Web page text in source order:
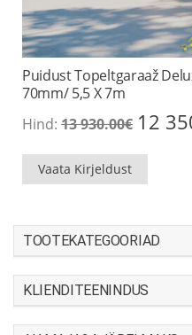
Puidust Topeltgaraaž
70mm/ 5,5 X 7m
Hind: 13 930.00€ Algne
hind
13
12
Vaata Kirjeldust
TOOTEKATEGOORIAD
KLIENDITEENINDUS